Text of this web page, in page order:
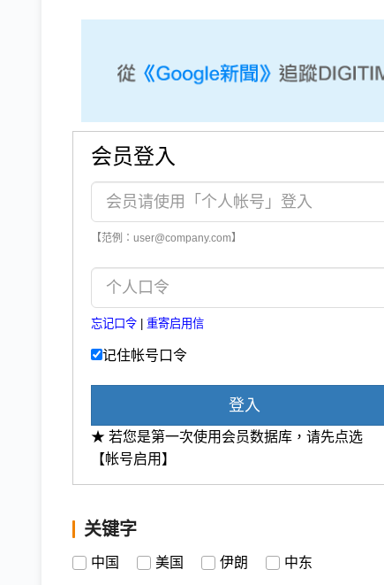
会员登入
【范例：user@company.com】
忘记口令 重寄启用信
记住帐号口令
登入
★ 若您是第一次使用会员数据库，请先点选
【帐号启用】
关键字
中国 美国 伊朗 中东